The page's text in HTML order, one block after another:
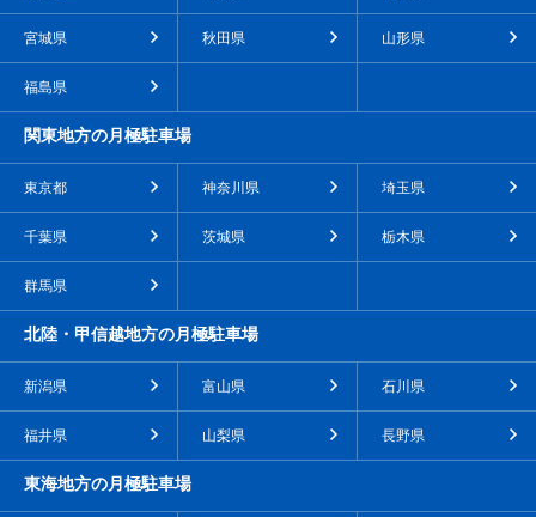
宮城県 秋田県 山形県
福島県
関東地方の月極駐車場
東京都 神奈川県 埼玉県
千葉県 茨城県 栃木県
群馬県
北陸・甲信越地方の月極駐車場
新潟県 富山県 石川県
福井県 山梨県 長野県
東海地方の月極駐車場